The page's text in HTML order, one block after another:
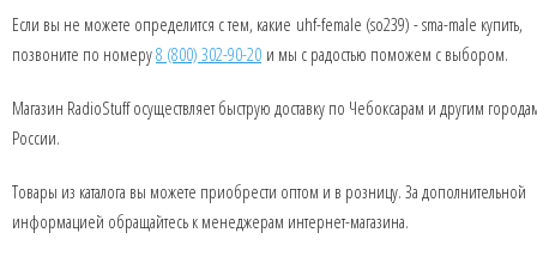
Если вы не можете определится с тем, какие uhf-female (so239) - sma-male купить,
позвоните по номеру8 (800) 302-90-20 и мы с радостью поможем с выбором.
Магазин RadioStuff осуществляет быструю доставку по Чебоксарам и другим
России.
Товары из каталога вы можете приобрести оптом и в розницу. За дополнительной
информацией обращайтесь к менеджерам интернет-магазина.